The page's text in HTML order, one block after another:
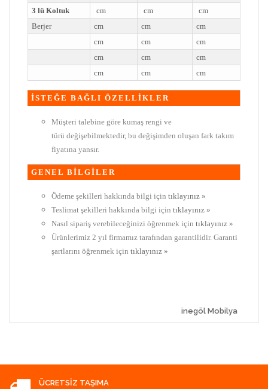
3 lü Koltuk
cm cm
cm
Berjer
cm cm
cm
cm
cm
cm
cm
cm
cm
cm
cm cm
İSTEĞE BAĞLI ÖZELLİKLER
Müşteri talebine göre kumaş rengi ve
türü değişebilmektedir, bu değişimden oluşan fark takım
fiyatına yansır.
GENEL BİLGİLER
Ödeme şekilleri hakkında bilgi için tıklayınız »
Teslimat şekilleri hakkında bilgi için tıklayınız »
Nasıl sipariş verebileceğinizi öğrenmek için tıklayınız »
Ürünlerimiz 2 yıl firmamız tarafından garantilidir. Garanti
şartlarını öğrenmek için tıklayınız »
inegöl Mobilya
ÜCRETSIZ TAŞIMA